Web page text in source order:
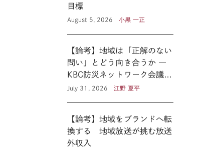
目標
August 5, 2026 小黒 一正
【論考】地域は「正解のない
問い」とどう向き合うか ―
KBC防災ネットワーク会議に
見る新たな公共性 ―
July 31, 2026 江野 夏平
【論考】地域をブランドへ転
換する 地域放送が挑む放送
外収入